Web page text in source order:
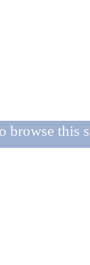
browse this